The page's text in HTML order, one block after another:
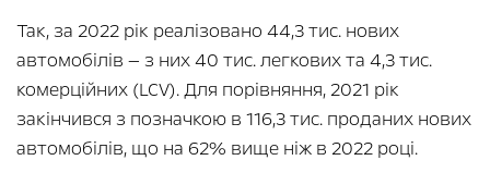
Так, за 2022 рік реалізовано 44,3 тис. нових
автомобілів — з них 40 тис. легкових та 4,3 тис.
комерційних (LCV). Для порівняння, 2021 рік
закінчився з позначкою в 116,3 тис. проданих нових
автомобілів, що на 62% вище ніж в 2022 році.